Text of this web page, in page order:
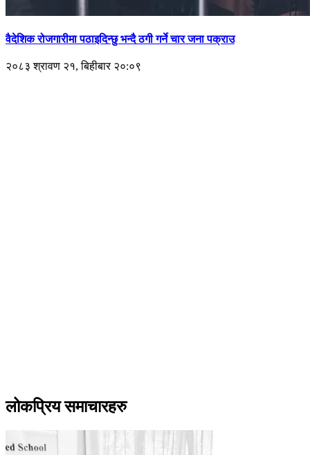
वैदेशिक रोजगारीमा पठाइदिन्छु भन्दै ठगी गर्ने चार जना पक्राउ
२०८३ श्रावण २१, बिहीबार २०:०९
लोकप्रिय समाचारहरु